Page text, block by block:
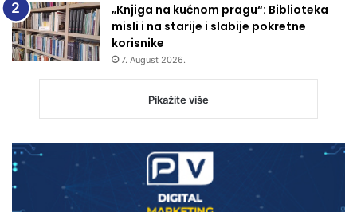
„Knjiga na kućnom pragu“: Biblioteka
misli i na starije i slabije pokretne
korisnike
7. August 2026.
Pikažite više